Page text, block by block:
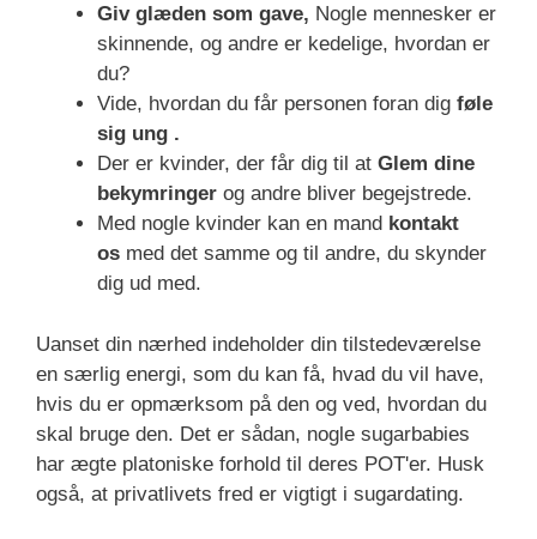
Giv glæden som gave, Nogle mennesker er
skinnende, og andre er kedelige, hvordan er
du?
Vide, hvordan du får personen foran dig føle
sig ung .
Der er kvinder, der får dig til at Glem dine
bekymringer og andre bliver begejstrede.
Med nogle kvinder kan en mand kontakt
os med det samme og til andre, du skynder
dig ud med.
Uanset din nærhed indeholder din tilstedeværelse
en særlig energi, som du kan få, hvad du vil have,
hvis du er opmærksom på den og ved, hvordan du
skal bruge den. Det er sådan, nogle sugarbabies
har ægte platoniske forhold til deres POT'er. Husk
også, at privatlivets fred er vigtigt i sugardating.